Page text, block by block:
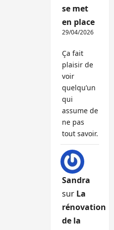
se met
en place
29/04/2026
Ça fait
plaisir de
voir
quelqu’un
qui
assume de
ne pas
tout savoir.
Sandra
sur La
rénovation
de la